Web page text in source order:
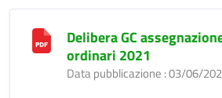
Delibera GC
ordinari 2021
Data pubblicazione : 03/06/